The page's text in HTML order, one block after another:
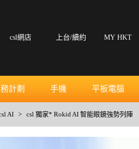
csl網店 上台/續約 MY HKT
計劃 手機 平板電腦
AI > csl 獨家* Rokid AI 智能眼鏡強勢列陣